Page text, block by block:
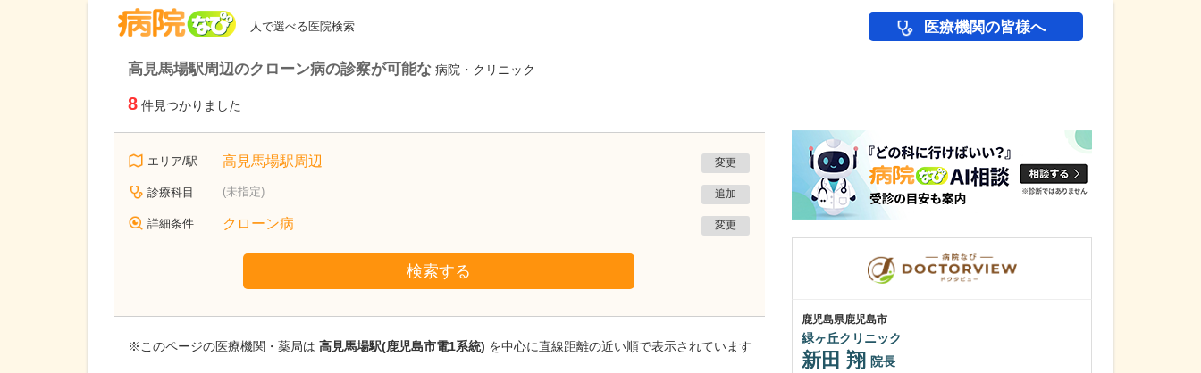
人で選べる医院検索 医療機関の皆様へ
高見馬場駅周辺のクローン病の診察が可能な 病院・クリニック
8 件見つかりました
エリア/駅 高見馬場駅周辺 変更
診療科目 (未指定) 追加
詳細条件 クローン病 変更
検索する
※このページの医療機関・薬局は 高見馬場駅(鹿児島市電1系統) を中心に直線距離の近い順で表示されています
鹿児島県鹿児島市
植村病院
鹿児島県鹿児島市
緑ヶ丘クリニック
新田 翔 院長